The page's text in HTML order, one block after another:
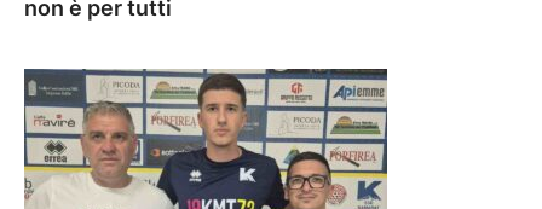
non è per tutti